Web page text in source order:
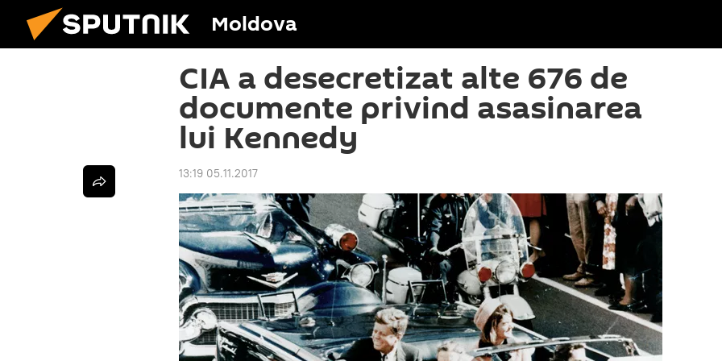
Moldova
CIA a desecretizat alte 676 de
documente privind asasinarea
lui Kennedy
13:19 05.11.2017